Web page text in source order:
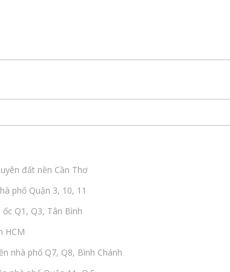
đất nền Cần Thơ
phố Quận 3, 10, 11
Q1, Q3, Tân Bình
HCM
nhà phố Q7, Q8, Bình Chánh